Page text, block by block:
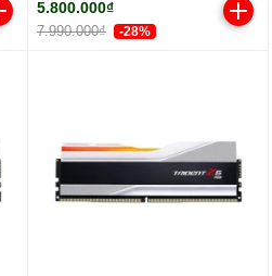
5.800.000₫
7.990.000₫ -28%